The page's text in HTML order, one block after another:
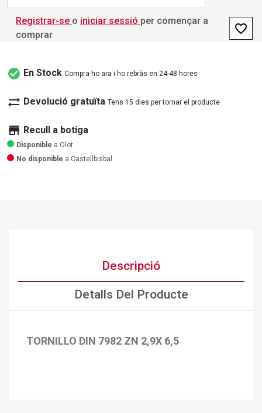
Registrar-se o iniciar sessió per començar a
comprar
favorite_border
check_circle En Stock Compra-ho ara i ho rebràs en 24-48 hores
sync_alt Devolució gratuïta Tens 15 dies per tornar el producte
store Recull a botiga
Disponible a Olot
No disponible a Castellbisbal
Descripció
Detalls Del Producte
TORNILLO DIN 7982 ZN 2,9X 6,5